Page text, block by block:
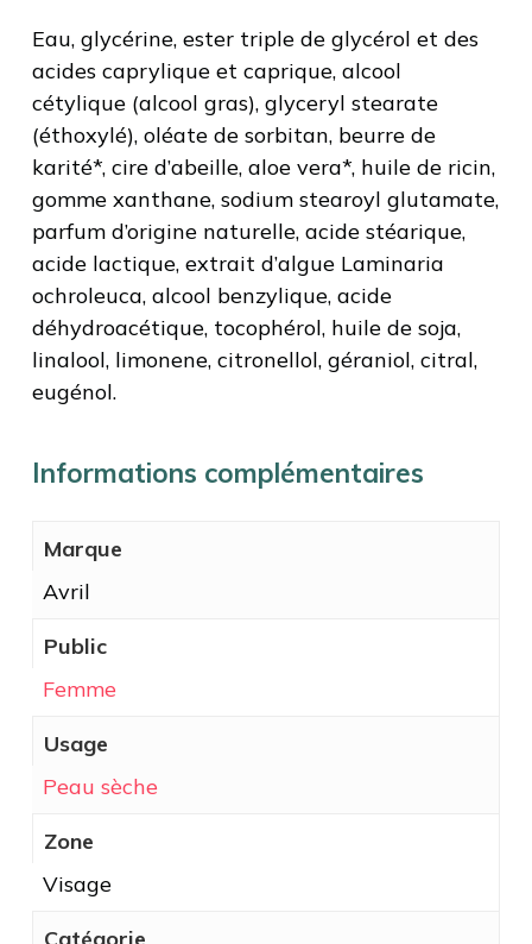
Eau, glycérine, ester triple de glycérol et des
acides caprylique et caprique, alcool
cétylique (alcool gras), glyceryl stearate
(éthoxylé), oléate de sorbitan, beurre de
karité*, cire d’abeille, aloe vera*, huile de ricin,
gomme xanthane, sodium stearoyl glutamate,
parfum d’origine naturelle, acide stéarique,
acide lactique, extrait d’algue Laminaria
ochroleuca, alcool benzylique, acide
déhydroacétique, tocophérol, huile de soja,
linalool, limonene, citronellol, géraniol, citral,
eugénol.
Informations complémentaires
Marque
Avril
Public
Femme
Usage
Peau sèche
Zone
Visage